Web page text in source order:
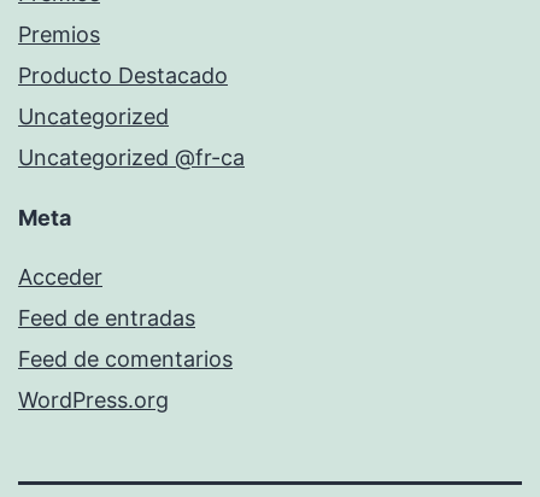
Premios
Producto Destacado
Uncategorized
Uncategorized @fr-ca
Meta
Acceder
Feed de entradas
Feed de comentarios
WordPress.org